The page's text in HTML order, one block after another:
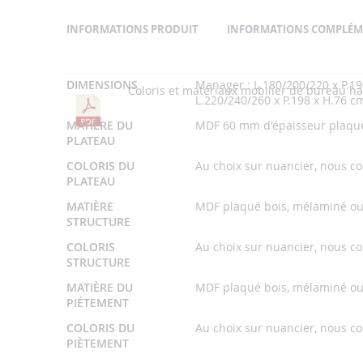
INFORMATIONS PRODUIT
Les bureaux de direction
SESSANTA est une collection de
rigoureuse des matériaux utilisés et un design
collection de
plus fonctionnels et adaptés aux espaces de
pouvez ainsi opter pour le
Leurs longueurs varient entre 180 cm et 260 cm
plus importants et le bureau Président possède
de fond de 18 à 19 mm. Afin de s’intégrer de façon
INFORMATIONS
Informations
Complémentaires
DIMENSIONS
Manager : L.180/200/220 x
L.220/240/260 x P.198 x H.76
MATIÈRE DU
PLATEAU
MDF 60 mm d'épaisseur
COLORIS DU
PLATEAU
Au choix sur nuancier, nous
MATIÈRE
STRUCTURE
MDF plaqué bois, mélaminé
COLORIS
STRUCTURE
Au choix sur nuancier, nous
MATIÈRE DU
PIÉTEMENT
MDF plaqué bois, mélaminé
COLORIS DU
PIÈTEMENT
Au choix sur nuancier, nous
Coloris et matériaux mobilier de bureau